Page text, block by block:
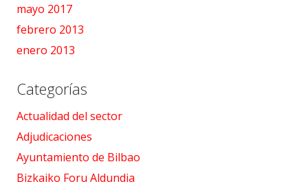
mayo 2017
febrero 2013
enero 2013
Categorías
Actualidad del sector
Adjudicaciones
Ayuntamiento de Bilbao
Bizkaiko Foru Aldundia